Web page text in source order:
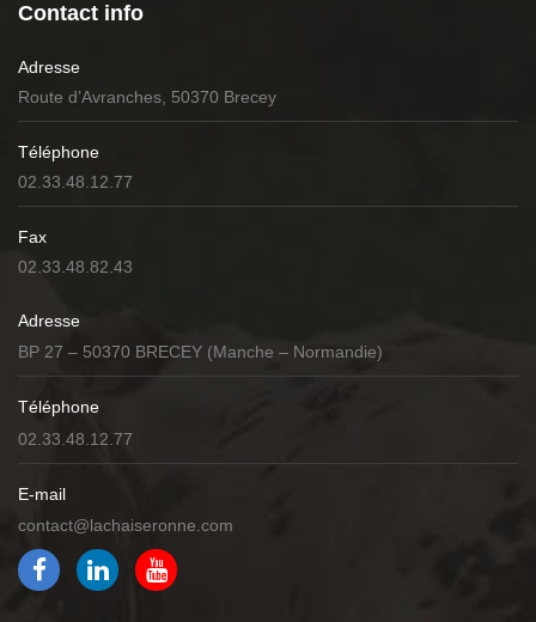
Contact info
Adresse
Route d’Avranches, 50370 Brecey
Téléphone
02.33.48.12.77
Fax
02.33.48.82.43
Adresse
BP 27 – 50370 BRECEY (Manche – Normandie)
Téléphone
02.33.48.12.77
E-mail
contact@lachaiseronne.com